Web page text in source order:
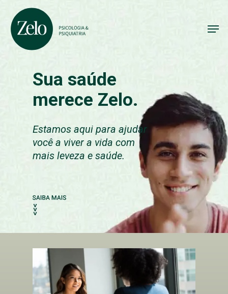
main
content
Sua saúde
merece Zelo.
Estamos aqui para ajudar
você a viver a vida com
mais leveza e saúde.